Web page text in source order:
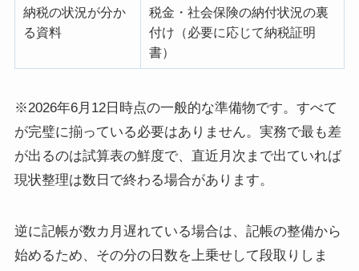
納税の状況が分か
る資料
税金・社会保険の納付状況の裏
付け（必要に応じて納税証明
書）
※2026年6月12日時点の一般的な準備物です。すべて
が完璧に揃っている必要はありません。実務で最も差
が出るのは試算表の鮮度で、直近月次まで出ていれば
現状整理は数日で終わる場合があります。
逆に記帳が数カ月遅れている場合は、記帳の整備から
始めるため、その分の日数を上乗せして段取りしま